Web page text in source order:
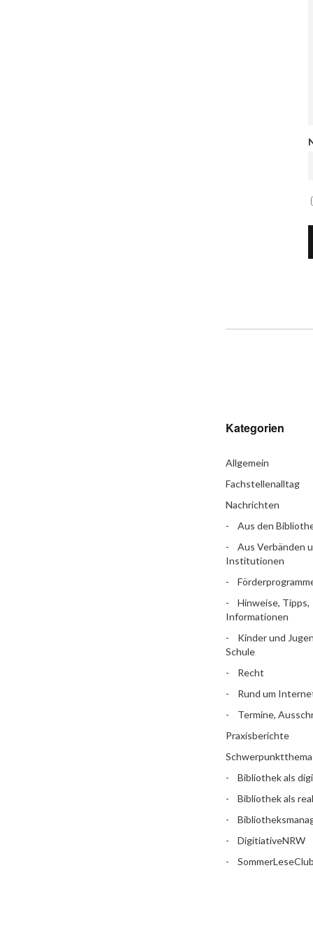
Kategorien
Allgemein
Fachstellenalltag
Nachrichten
Aus den
Aus Verbänden
Institutionen
Hinweise, Tipps,
Informationen
Kinder und
Schule
Recht
Rund um
Termine,
Praxisberichte
Schwerpunktthema
Bibliothek als
Bibliothek als
DigitiativeNRW
SommerLeseClub